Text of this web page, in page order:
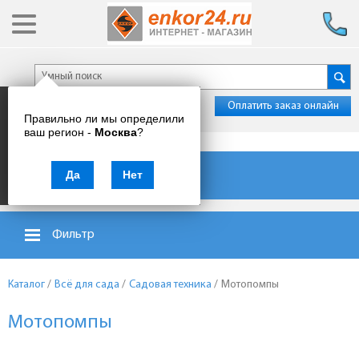
Правильно ли мы определили
ваш регион - Москва?
Да Нет
Оплатить заказ онлайн
Каталог товаров
Фильтр
Каталог / Всё для сада / Садовая техника / Мотопомпы
Мотопомпы